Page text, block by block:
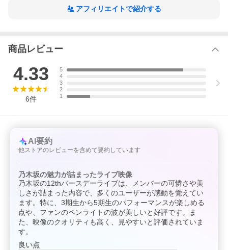
(19) 世界で一番 孤独なLover
(20) 失いたくないから
(24) 人はなぜ走るのか?
(25) ロマンスのスタート
(27) ガールズルール
(28) 乃木坂の詩
(29) ハウス!
(30) ダンケシェーン
(31) 君の名は希望
アフィリエイトで紹介する
商品レビュー
4.33
6件
5
4
3
2
1
AI要約
他ストアのレビューを含めて要約しています
乃木坂の魅力が詰まったライブ映像
乃木坂の12thバースデーライブは、メンバーの可憐さや美
しさが詰まった内容で、多くのユーザーが感動を覚えてい
ます。特に、3期生から5期生のパフォーマンスが楽しめる
点や、ファンのペンライトの波が美しいと好評です。ま
た、映像のクオリティも高く、見やすいと評価されていま
す。
良い点